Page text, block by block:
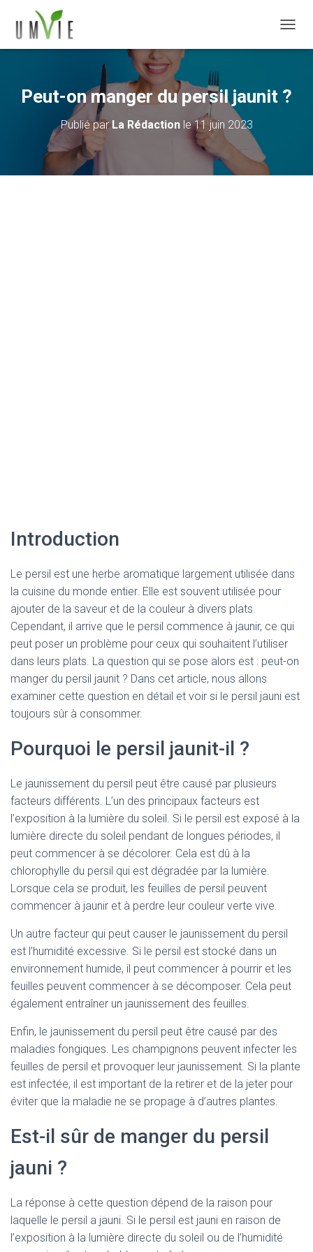
Peut-on manger du persil jaunit ?
Publié parLa Rédactionle11 juin 2023
Introduction
Le persil est une herbe aromatique largement utilisée dans
la cuisine du monde entier. Elle est souvent utilisée pour
ajouter de la saveur et de la couleur à divers plats.
Cependant, il arrive que le persil commence à jaunir, ce qui
peut poser un problème pour ceux qui souhaitent l’utiliser
dans leurs plats. La question qui se pose alors est : peut-on
manger du persil jaunit ? Dans cet article, nous allons
examiner cette question en détail et voir si le persil jauni est
toujours sûr à consommer.
Pourquoi le persil jaunit-il ?
Le jaunissement du persil peut être causé par plusieurs
facteurs différents. L’un des principaux facteurs est
l’exposition à la lumière du soleil. Si le persil est exposé à la
lumière directe du soleil pendant de longues périodes, il
peut commencer à se décolorer. Cela est dû à la
chlorophylle du persil qui est dégradée par la lumière.
Lorsque cela se produit, les feuilles de persil peuvent
commencer à jaunir et à perdre leur couleur verte vive.
Un autre facteur qui peut causer le jaunissement du persil
est l’humidité excessive. Si le persil est stocké dans un
environnement humide, il peut commencer à pourrir et les
feuilles peuvent commencer à se décomposer. Cela peut
également entraîner un jaunissement des feuilles.
Enfin, le jaunissement du persil peut être causé par des
maladies fongiques. Les champignons peuvent infecter les
feuilles de persil et provoquer leur jaunissement. Si la plante
est infectée, il est important de la retirer et de la jeter pour
éviter que la maladie ne se propage à d’autres plantes.
Est-il sûr de manger du persil
jauni ?
La réponse à cette question dépend de la raison pour
laquelle le persil a jauni. Si le persil est jauni en raison de
l’exposition à la lumière directe du soleil ou de l’humidité